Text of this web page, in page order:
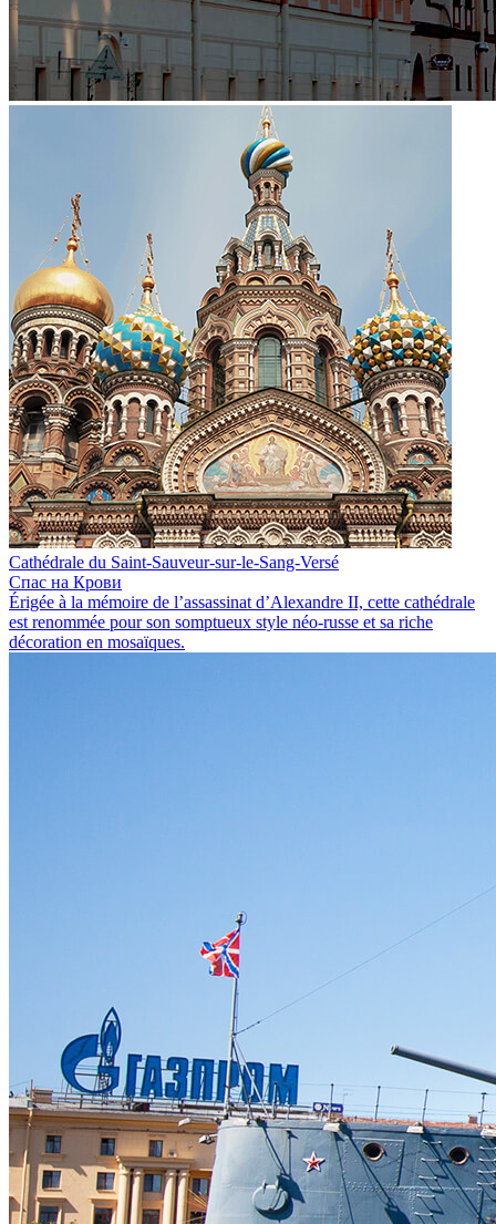
Cathédrale du Saint-Sauveur-sur-le-Sang-Versé
Спас на Крови
Érigée à la mémoire de l’assassinat d’Alexandre II, cette cathédrale
est renommée pour son somptueux style néo-russe et sa riche
décoration en mosaïques.